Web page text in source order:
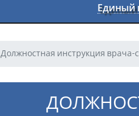
Единый
Должностная инструкция врача-